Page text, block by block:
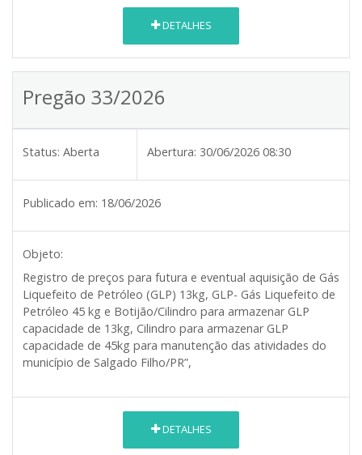
DETALHES
Pregão 33/2026
Status: Aberta Abertura: 30/06/2026 08:30
Publicado em: 18/06/2026
Objeto:
Registro de preços para futura e eventual aquisição de Gás
Liquefeito de Petróleo (GLP) 13kg, GLP- Gás Liquefeito de
Petróleo 45 kg e Botijão/Cilindro para armazenar GLP
capacidade de 13kg, Cilindro para armazenar GLP
capacidade de 45kg para manutenção das atividades do
município de Salgado Filho/PR”,
DETALHES